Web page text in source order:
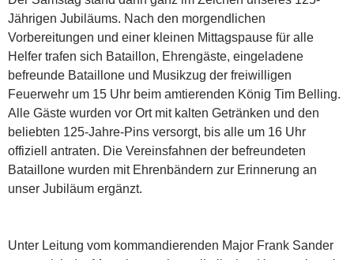
Jährigen Jubiläums. Nach den morgendlichen
Vorbereitungen und einer kleinen Mittagspause für alle
Helfer trafen sich Bataillon, Ehrengäste, eingeladene
befreunde Bataillone und Musikzug der freiwilligen
Feuerwehr um 15 Uhr beim amtierenden König Tim Belling.
Alle Gäste wurden vor Ort mit kalten Getränken und den
beliebten 125-Jahre-Pins versorgt, bis alle um 16 Uhr
offiziell antraten. Die Vereinsfahnen der befreundeten
Bataillone wurden mit Ehrenbändern zur Erinnerung an
unser Jubiläum ergänzt.
Unter Leitung vom kommandierenden Major Frank Sander